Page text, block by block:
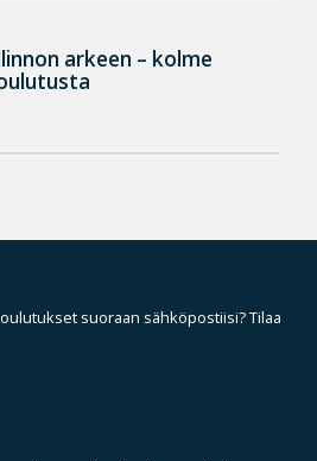
arkeen – kolme
suoraan sähköpostiisi? Tilaa